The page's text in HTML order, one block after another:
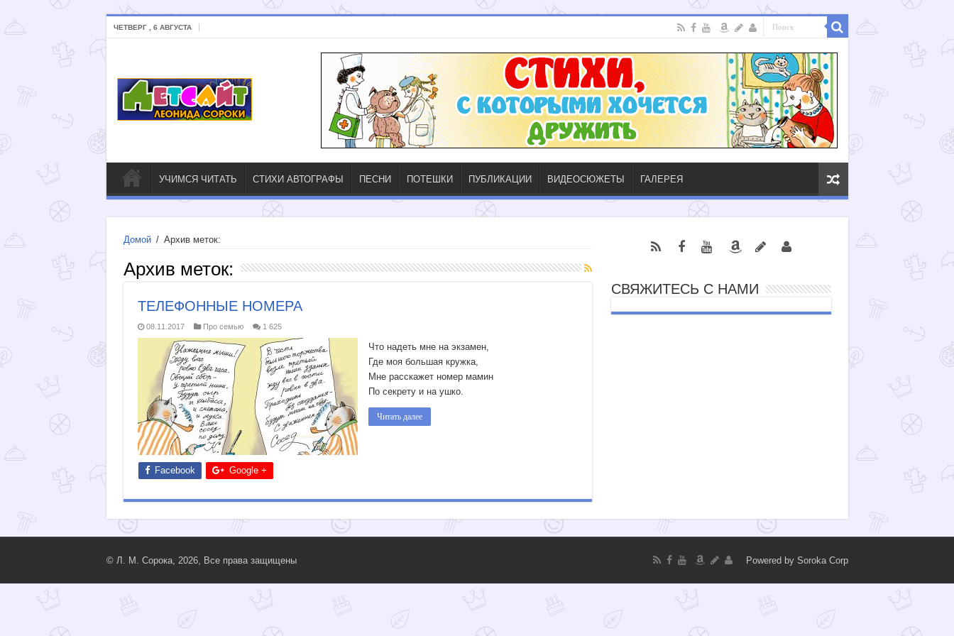
ЧЕТВЕРГ , 6 АВГУСТА
УЧИМСЯ ЧИТАТЬ СТИХИ АВТОГРАФЫ ПЕСНИ ПОТЕШКИ ПУБЛИКАЦИИ ВИДЕОСЮЖЕТЫ ГАЛЕРЕЯ
Домой / Архив меток:
Архив меток:
ТЕЛЕФОННЫЕ НОМЕРА
08.11.2017 Про семью 1 625
Что надеть мне на экзамен,
Где моя большая кружка,
Мне расскажет номер мамин
По секрету и на ушко.
Читать далее
Facebook Google +
СВЯЖИТЕСЬ С НАМИ
Powered by Soroka Corp
© Л. М. Сорока, 2026, Все права защищены